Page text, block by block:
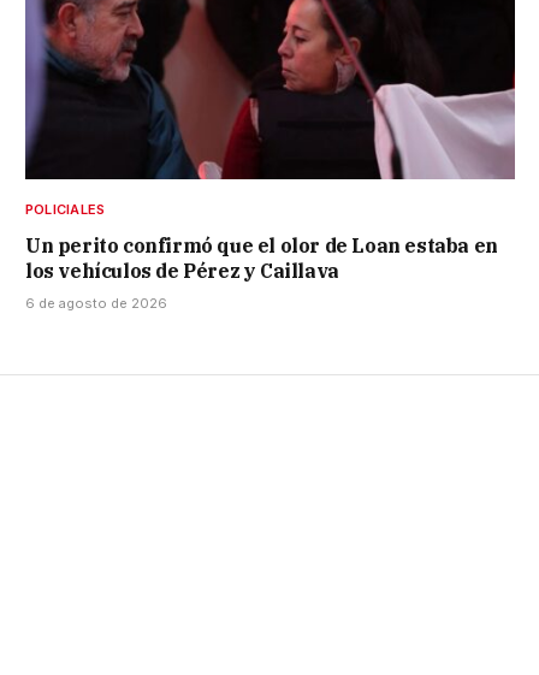
POLICIALES
Un perito confirmó que el olor de Loan estaba en
los vehículos de Pérez y Caillava
6 de agosto de 2026